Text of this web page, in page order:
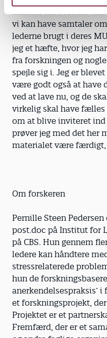
manual med
vi kan have samtaler
lederne brugt i deres
jeg et hæfte, hvor jeg
fra forskningen og
spejle sig i. Jeg er
være godt også at have
ved at lave nu, og de
virkelig skal have fælles
om at blive inviteret ind
prøver jeg med det her
materialet være færdigt,
Om forskeren
Pernille Steen
post.doc på Institut for
på CBS. Hun gennem
ledere kan håndtere
stressrelaterede
hun de
anerkendelsespraksis’
et forskningsprojekt,
Projektet er et
Fremfærd, der er et